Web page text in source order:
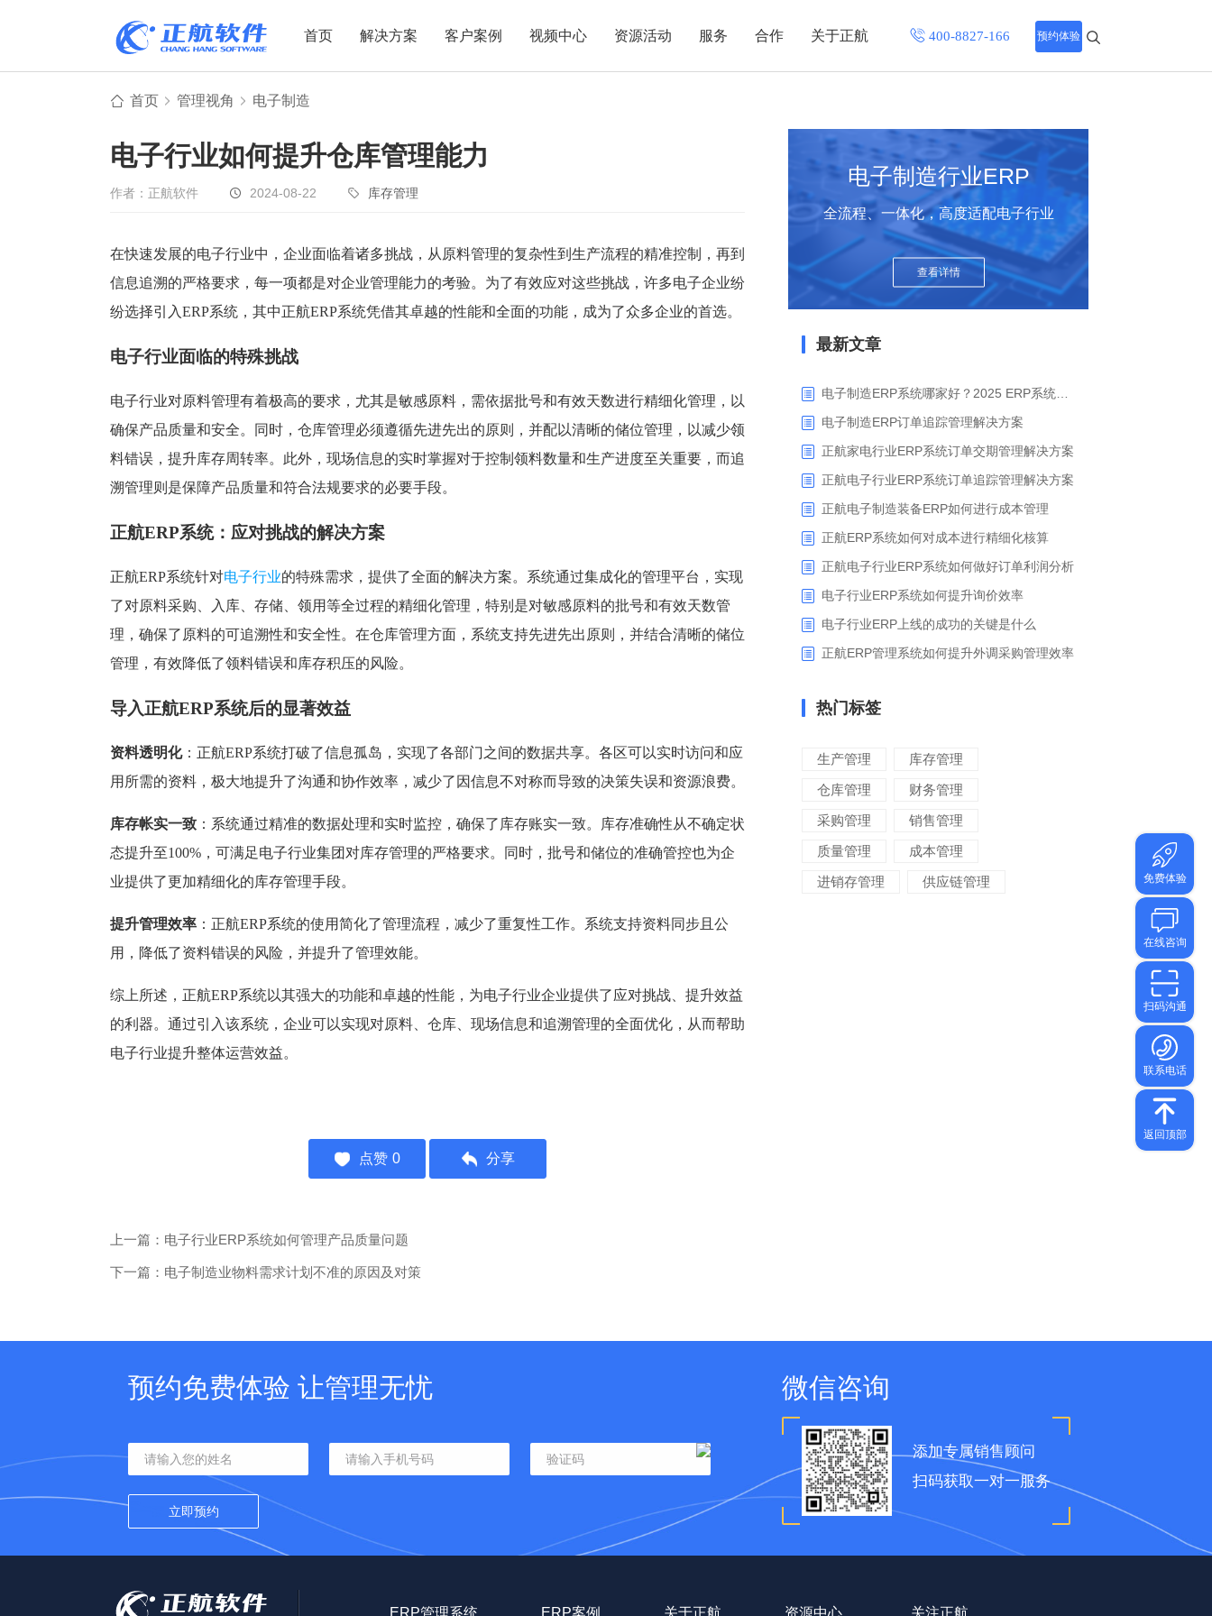
首页 解决方案
设备制造
非标自动化
电子制造
装备制造
机械行业
塑胶加工
智能制造
电子贸易
元器件贸易
大宗贸易
IC贸易行业
项目型接单
整合型贸易
工业设备贸易
生产管理
销售管理
成本核算
财务管理
数字车间
进销存管理
移动报工
智能物流
报价接单
数据可视化
替代料管理
客户案例
机电设备 家用电器
机械制造
视频中心 资源活动 服务 合作 关于正航
联系正航
网站导航
预约体验
首页 管理视角 电子制造
电子行业如何提升仓库管理能力
作者：正航软件 2024-08-22 库存管理
在快速发展的电子行业中，企业面临着诸多挑战，从原料管理的复杂性到生产流程的精准控制，再到
信息追溯的严格要求，每一项都是对企业管理能力的考验。为了有效应对这些挑战，许多电子企业纷
纷选择引入ERP系统，其中正航ERP系统凭借其卓越的性能和全面的功能，成为了众多企业的首选。
电子行业面临的特殊挑战
电子行业对原料管理有着极高的要求，尤其是敏感原料，需依据批号和有效天数进行精细化管理，以
确保产品质量和安全。同时，仓库管理必须遵循先进先出的原则，并配以清晰的储位管理，以减少领
料错误，提升库存周转率。此外，现场信息的实时掌握对于控制领料数量和生产进度至关重要，而追
溯管理则是保障产品质量和符合法规要求的必要手段。
正航ERP系统：应对挑战的解决方案
正航ERP系统针对电子行业的特殊需求，提供了全面的解决方案。系统通过集成化的管理平台，实现
了对原料采购、入库、存储、领用等全过程的精细化管理，特别是对敏感原料的批号和有效天数管
理，确保了原料的可追溯性和安全性。在仓库管理方面，系统支持先进先出原则，并结合清晰的储位
管理，有效降低了领料错误和库存积压的风险。
导入正航ERP系统后的显著效益
资料透明化：正航ERP系统打破了信息孤岛，实现了各部门之间的数据共享。各区可以实时访问和应
用所需的资料，极大地提升了沟通和协作效率，减少了因信息不对称而导致的决策失误和资源浪费。
库存帐实一致 ：系统通过精准的数据处理和实时监控，确保了库存账实一致。库存准确性从不确定状
态提升至100%，可满足电子行业集团对库存管理的严格要求。同时，批号和储位的准确管控也为企
业提供了更加精细化的库存管理手段。
提升管理效率 ：正航ERP系统的使用简化了管理流程，减少了重复性工作。系统支持资料同步且公
用，降低了资料错误的风险，并提升了管理效能。
综上所述，正航ERP系统以其强大的功能和卓越的性能，为电子行业企业提供了应对挑战、提升效益
的利器。通过引入该系统，企业可以实现对原料、仓库、现场信息和追溯管理的全面优化，从而帮助
电子行业提升整体运营效益。
点赞 0 分享
上一篇：电子行业ERP系统如何管理产品质量问题
下一篇：电子制造业物料需求计划不准的原因及对策
电子制造行业ERP
全流程、一体化，高度适配电子行业
查看详情
最新文章
电子制造ERP订单追踪管理解决方案
正航家电行业ERP系统订单交期管理解决方案
正航电子行业ERP系统订单追踪管理解决方案
正航电子制造装备ERP如何进行成本管理
正航ERP系统如何对成本进行精细化核算
正航电子行业ERP系统如何做好订单利润分析
电子行业ERP系统如何提升询价效率
电子行业ERP上线的成功的关键是什么
正航ERP管理系统如何提升外调采购管理效率
热门标签
生产管理
库存管理
仓库管理
财务管理
采购管理
销售管理
质量管理
成本管理
进销存管理
供应链管理
预约免费体验 让管理无忧 微信咨询
添加专属销售顾问
扫码获取一对一服务
ERP管理系统 ERP案例 关于正航 资源中心 关注正航